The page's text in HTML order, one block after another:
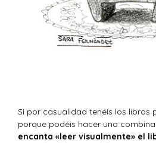
Si por casualidad tenéis los libros
porque podéis hacer una
encanta «leer visualmente» el